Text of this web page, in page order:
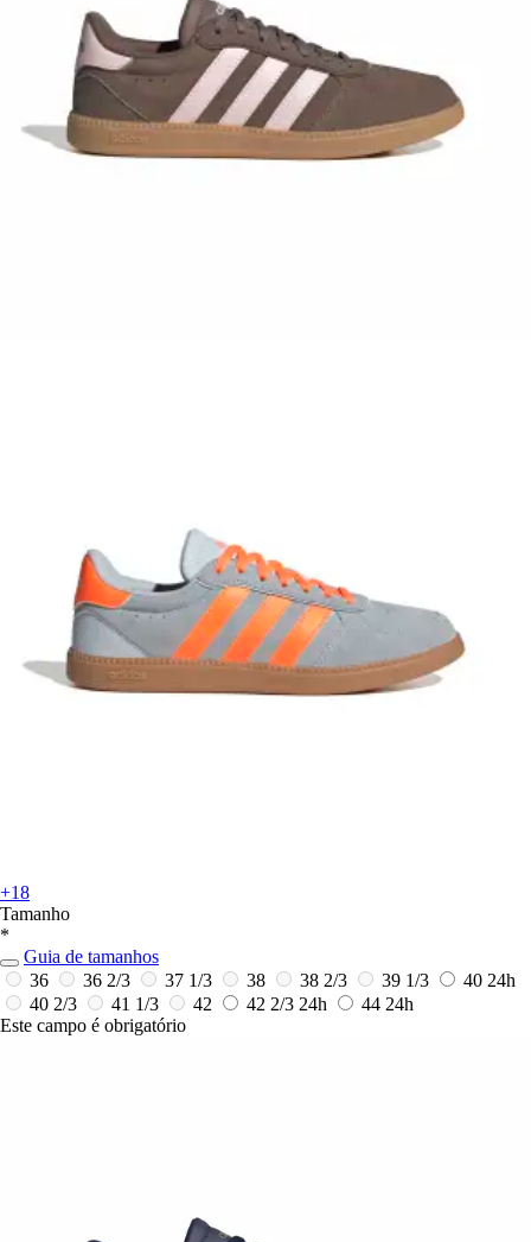
+18
Tamanho
*
Guia de tamanhos
36
36 2/3 37 1/3 38 38 2/3 39 1/3 40 24h
40 2/3
41 1/3 42 42 2/3 24h 44 24h
Este campo é obrigatório